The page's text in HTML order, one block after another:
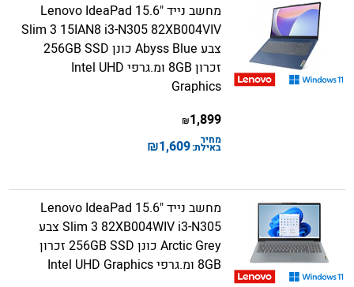
מחשב נייד "15.6 Lenovo IdeaPad
Slim 3 15IAN8 i3-N305 82XB004VIV
צבע Abyss Blue כונן 256GB SSD
זכרון 8GB ומ.גרפי Intel UHD
Graphics
1,899
₪
מחיר
באילת:1,609
₪
מחשב נייד "15.6 Lenovo IdeaPad
Slim 3 82XB004WIV i3-N305 צבע
Arctic Grey כונן 256GB SSD זכרון
8GB ומ.גרפי Intel UHD Graphics